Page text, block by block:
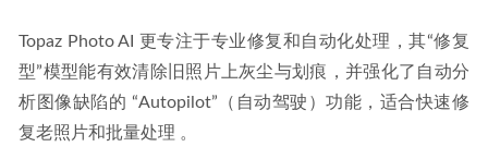
Topaz Photo AI 更专注于专业修复和自动化处理，其“修复
型”模型能有效清除旧照片上灰尘与划痕，并强化了自动分
析图像缺陷的 “Autopilot”（自动驾驶）功能，适合快速修
复老照片和批量处理 。